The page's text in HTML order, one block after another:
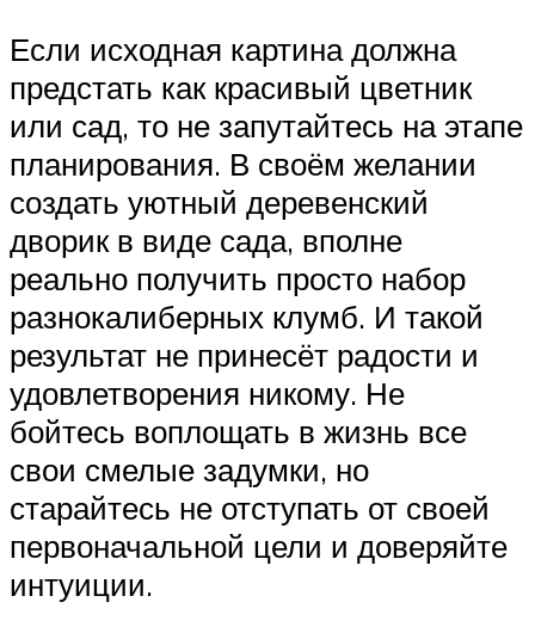
Если исходная картина должна
предстать как красивый цветник
или сад, то не запутайтесь на этапе
планирования. В своём желании
создать уютный деревенский
дворик в виде сада, вполне
реально получить просто набор
разнокалиберных клумб. И такой
результат не принесёт радости и
удовлетворения никому. Не
бойтесь воплощать в жизнь все
свои смелые задумки, но
старайтесь не отступать от своей
первоначальной цели и доверяйте
интуиции.